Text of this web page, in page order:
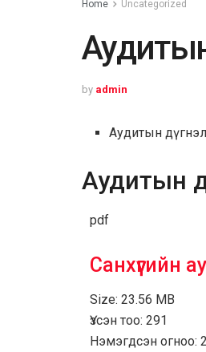
Home Uncategorized
by admin
Аудитын
Аудитын
pdf
Санхүүгийн
Size: 23.56 MB
Үзсэн тоо: 291
Нэмэгдсэн огноо: